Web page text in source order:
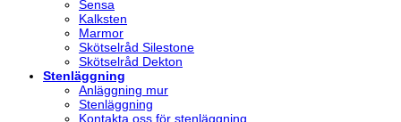
Sensa
Kalksten
Marmor
Skötselråd Silestone
Skötselråd Dekton
Stenläggning
Anläggning mur
Stenläggning
Kontakta oss för stenläggning